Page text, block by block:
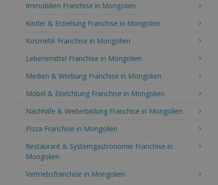
Immobilien Franchise in Mongolien
Kinder & Erziehung Franchise in Mongolien
Kosmetik Franchise in Mongolien
Lebensmittel Franchise in Mongolien
Medien & Werbung Franchise in Mongolien
Möbel & Einrichtung Franchise in Mongolien
Nachhilfe & Weiterbildung Franchise in Mongolien
Pizza Franchise in Mongolien
Restaurant & Systemgastronomie Franchise in
Mongolien
Vertriebsfranchise in Mongolien